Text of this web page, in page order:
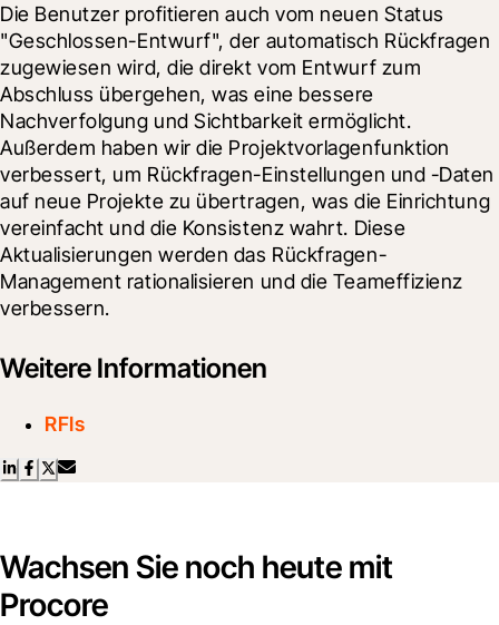
Die Benutzer profitieren auch vom neuen Status
"Geschlossen-Entwurf", der automatisch Rückfragen
zugewiesen wird, die direkt vom Entwurf zum
Abschluss übergehen, was eine bessere
Nachverfolgung und Sichtbarkeit ermöglicht.
Außerdem haben wir die Projektvorlagenfunktion
verbessert, um Rückfragen-Einstellungen und -Daten
auf neue Projekte zu übertragen, was die Einrichtung
vereinfacht und die Konsistenz wahrt. Diese
Aktualisierungen werden das Rückfragen-
Management rationalisieren und die Teameffizienz
verbessern.
Weitere Informationen
RFIs
Wachsen Sie noch heute mit
Procore